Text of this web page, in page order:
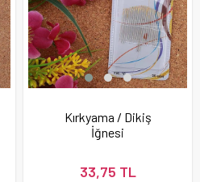
Kırkyama / Dikiş
İğnesi
33,75 TL